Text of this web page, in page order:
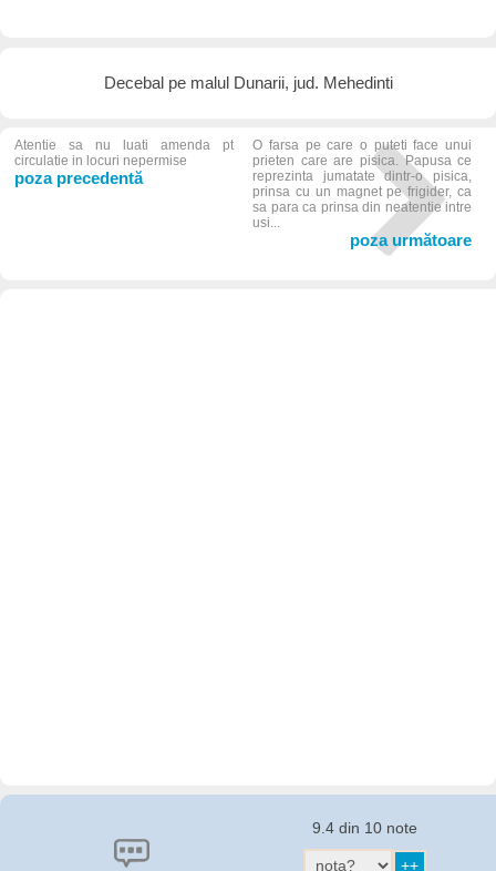
Decebal pe malul Dunarii, jud. Mehedinti
Atentie sa nu luati amenda pt
circulatie in locuri nepermise
poza precedentă
O farsa pe care o puteti face unui
prieten care are pisica. Papusa ce
reprezinta jumatate dintr-o pisica,
prinsa cu un magnet pe frigider, ca
sa para ca prinsa din neatentie intre
usi...
poza următoare
9.4 din 10 note